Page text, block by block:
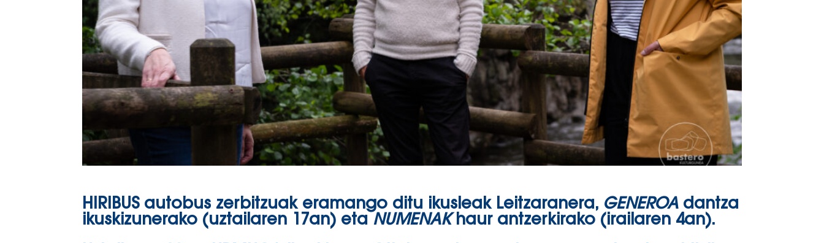
HIRIBUS autobus zerbitzuak eramango ditu ikusleak Leitzaranera, GENEROAdantza
ikuskizunerako (uztailaren 17an) eta NUMENAKhaur antzerkirako (irailaren 4an).